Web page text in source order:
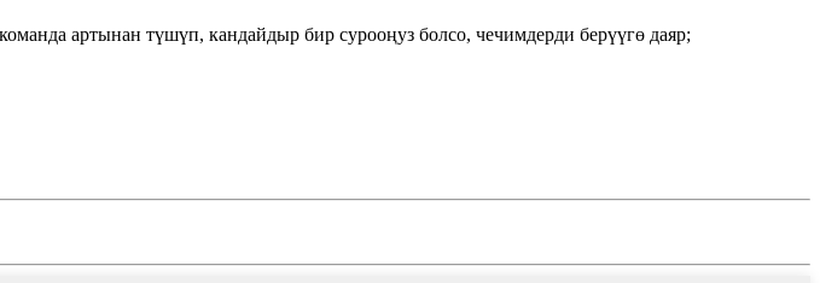
артынан түшүп, кандайдыр бир сурооңуз болсо, чечимдерди берүүгө даяр;